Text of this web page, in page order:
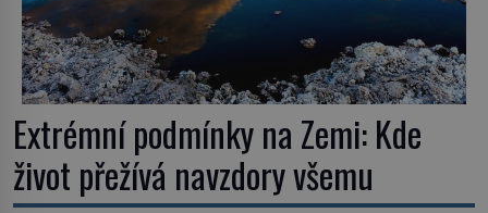
Extrémní podmínky na Zemi: Kde
život přežívá navzdory všemu